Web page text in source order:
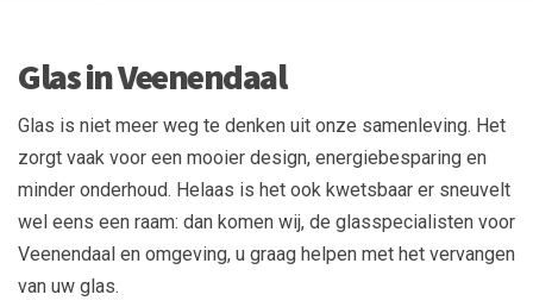
Glas in Veenendaal
Glas is niet meer weg te denken uit onze samenleving. Het
zorgt vaak voor een mooier design, energiebesparing en
minder onderhoud. Helaas is het ook kwetsbaar er sneuvelt
wel eens een raam: dan komen wij, de glasspecialisten voor
Veenendaal en omgeving, u graag helpen met het vervangen
van uw glas.